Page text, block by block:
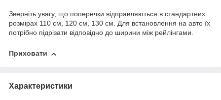
Зверніть увагу, що поперечки відправляються в стандартних
розмірах 110 см, 120 см, 130 см. Для встановлення на авто їх
потрібно підрізати відповідно до ширини між рейлінгами.
Приховати
Характеристики